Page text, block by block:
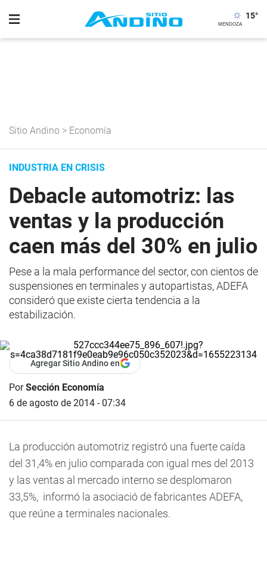
15°
Sitio Andino > Economía
INDUSTRIA EN CRISIS
Debacle automotriz: las
ventas y la producción
caen más del 30% en julio
Pese a la mala performance del sector, con cientos de
suspensiones en terminales y autopartistas, ADEFA
consideró que existe cierta tendencia a la
estabilización.
Agregar Sitio Andino en
PorSección Economía
6 de agosto de 2014 - 07:34
La producción automotriz registró una fuerte caída
del 31,4% en julio comparada con igual mes del 2013
y las ventas al mercado interno se desplomaron
33,5%, informó la asociació de fabricantes ADEFA,
que reúne a terminales nacionales.